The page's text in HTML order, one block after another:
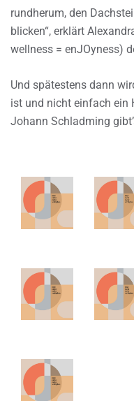
rundherum, den
blicken“, erklärt
wellness = enJOyness)
Und spätestens dann
ist und nicht einfach ein
Johann Schladming